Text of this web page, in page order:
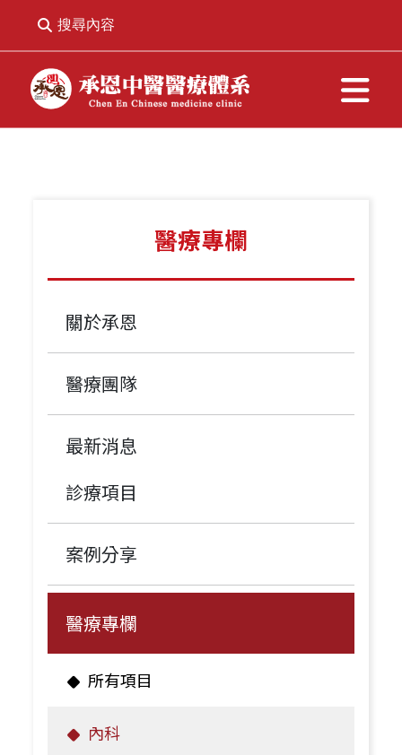
搜尋內容
醫療專欄
關於承恩
醫療團隊
最新消息
診療項目
案例分享
醫療專欄
所有項目
內科